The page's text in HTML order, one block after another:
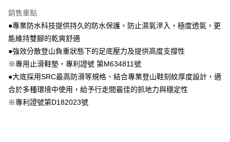
銷售重點
●專業防水科技提供持久的防水保護，防止濕氣滲入，極度透氣，更
能維持雙腳的乾爽舒適
●強效分散登山負重狀態下的足底壓力及提供高度支撐性
※專用止滑鞋墊，專利證號 第M634811號
●大底採用SRC最高防滑等規格、結合專業登山鞋刻紋厚度設計，適
合於多種環境中使用，給予行走間最佳的抓地力與穩定性
※專利證號第D182023號